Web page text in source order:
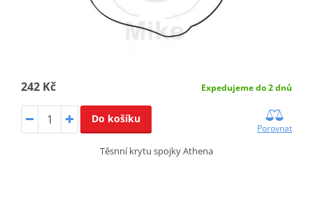
242 Kč Expedujeme do 2 dnů
Do košíku
Porovnat
Těsnní krytu spojky Athena